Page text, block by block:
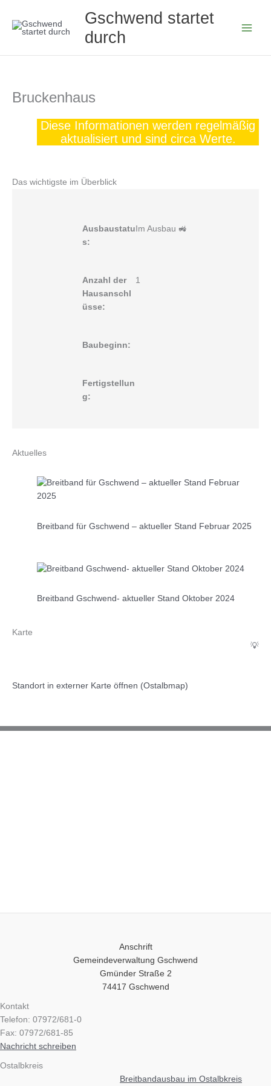
Inhalt
springen
Gschwend startet
durch
Bruckenhaus
Diese Informationen werden regelmäßig
aktualisiert und sind circa Werte.
Das wichtigste im Überblick
Ausbaustatu
s:
Im Ausbau 🚜
Anzahl der
Hausanschl
üsse:
1
Baubeginn:
Fertigstellun
g:
Aktuelles
Breitband für Gschwend – aktueller Stand Februar 2025
Breitband Gschwend- aktueller Stand Oktober 2024
Karte
💡
Standort in externer Karte öffnen (Ostalbmap)
Anschrift
Gemeindeverwaltung Gschwend
Gmünder Straße 2
74417 Gschwend
Kontakt
Telefon: 07972/681-0
Fax: 07972/681-85
Nachricht schreiben
Ostalbkreis
Breitbandausbau im Ostalbkreis